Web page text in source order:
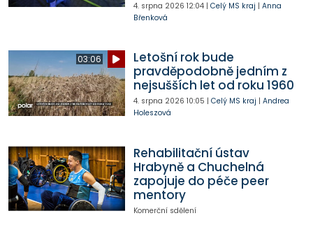
4. srpna 2026 12:04| Celý MS kraj | Anna
Břenková
03:06
Letošní rok bude
pravděpodobně jedním z
nejsušších let od roku 1960
4. srpna 2026 10:05 | Celý MS kraj | Andrea
Holeszová
Rehabilitační ústav
Hrabyně a Chuchelná
zapojuje do péče peer
mentory
Komerční sdělení